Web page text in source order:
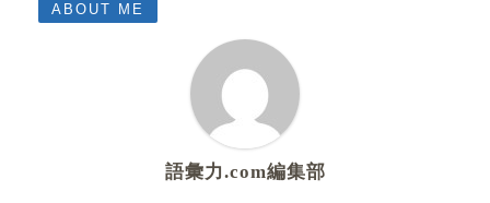
ABOUT ME
語彙力.com編集部